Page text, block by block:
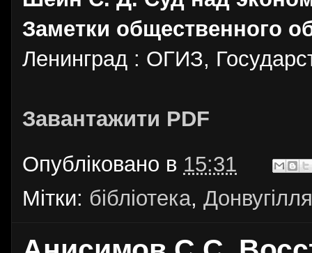
Заметки общественного
Ленинград : ОГИЗ,
Завантажити PDF
Опубліковано в 15:31
Мітки: бібліотека, Донвугілля